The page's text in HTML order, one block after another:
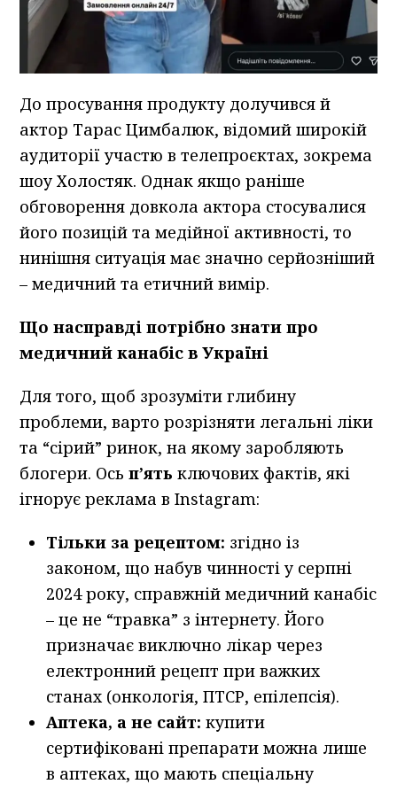
До просування продукту долучився й
актор Тарас Цимбалюк, відомий широкій
аудиторії участю в телепроєктах, зокрема
шоу Холостяк. Однак якщо раніше
обговорення довкола актора стосувалися
його позицій та медійної активності, то
нинішня ситуація має значно серйозніший
– медичний та етичний вимір.
Що насправді потрібно знати про
медичний канабіс в Україні
Для того, щоб зрозуміти глибину
проблеми, варто розрізняти легальні ліки
та “сірий” ринок, на якому заробляють
блогери. Осьп’ять ключових фактів, які
ігнорує реклама в Instagram:
Тільки за рецептом: згідно із
законом, що набув чинності у серпні
2024 року, справжній медичний канабіс
– це не “травка” з інтернету. Його
призначає виключно лікар через
електронний рецепт при важких
станах (онкологія, ПТСР, епілепсія).
Аптека, а не сайт: купити
сертифіковані препарати можна лише
в аптеках, що мають спеціальну